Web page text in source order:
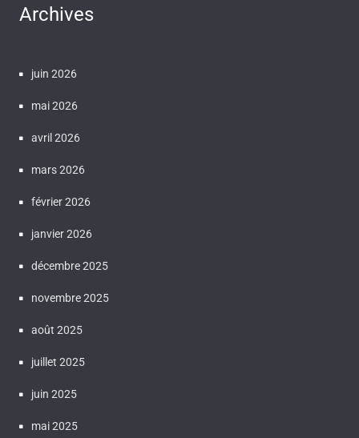
Archives
juin 2026
mai 2026
avril 2026
mars 2026
février 2026
janvier 2026
décembre 2025
novembre 2025
août 2025
juillet 2025
juin 2025
mai 2025